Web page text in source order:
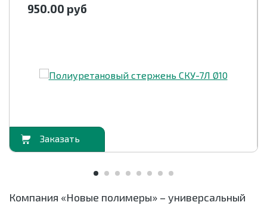
950.00 руб
Компания «Новые полимеры» – универсальный